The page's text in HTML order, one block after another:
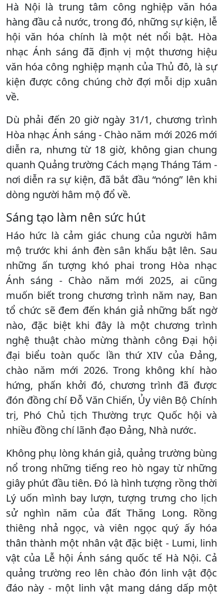
Hà Nội là trung tâm công nghiệp văn hóa
hàng đầu cả nước, trong đó, những sự kiện, lễ
hội văn hóa chính là một nét nổi bật. Hòa
nhạc Ánh sáng đã định vị một thương hiệu
văn hóa công nghiệp mạnh của Thủ đô, là sự
kiện được công chúng chờ đợi mỗi dịp xuân
về.
Dù phải đến 20 giờ ngày 31/1, chương trình
Hòa nhạc Ánh sáng - Chào năm mới 2026 mới
diễn ra, nhưng từ 18 giờ, không gian chung
quanh Quảng trường Cách mạng Tháng Tám -
nơi diễn ra sự kiện, đã bắt đầu “nóng” lên khi
dòng người hâm mộ đổ về.
Sáng tạo làm nên sức hút
Háo hức là cảm giác chung của người hâm
mộ trước khi ánh đèn sân khấu bật lên. Sau
những ấn tượng khó phai trong Hòa nhạc
Ánh sáng - Chào năm mới 2025, ai cũng
muốn biết trong chương trình năm nay, Ban
tổ chức sẽ đem đến khán giả những bất ngờ
nào, đặc biệt khi đây là một chương trình
nghệ thuật chào mừng thành công Đại hội
đại biểu toàn quốc lần thứ XIV của Đảng,
chào năm mới 2026. Trong không khí hào
hứng, phấn khởi đó, chương trình đã được
đón đồng chí Đỗ Văn Chiến, Ủy viên Bộ Chính
trị, Phó Chủ tịch Thường trực Quốc hội và
nhiều đồng chí lãnh đạo Đảng, Nhà nước.
Không phụ lòng khán giả, quảng trường bùng
nổ trong những tiếng reo hò ngay từ những
giây phút đầu tiên. Đó là hình tượng rồng thời
Lý uốn mình bay lượn, tượng trưng cho lịch
sử nghìn năm của đất Thăng Long. Rồng
thiêng nhả ngọc, và viên ngọc quý ấy hóa
thân thành một nhân vật đặc biệt - Lumi, linh
vật của Lễ hội Ánh sáng quốc tế Hà Nội. Cả
quảng trường reo lên chào đón linh vật độc
đáo này - một linh vật mang dáng dấp một